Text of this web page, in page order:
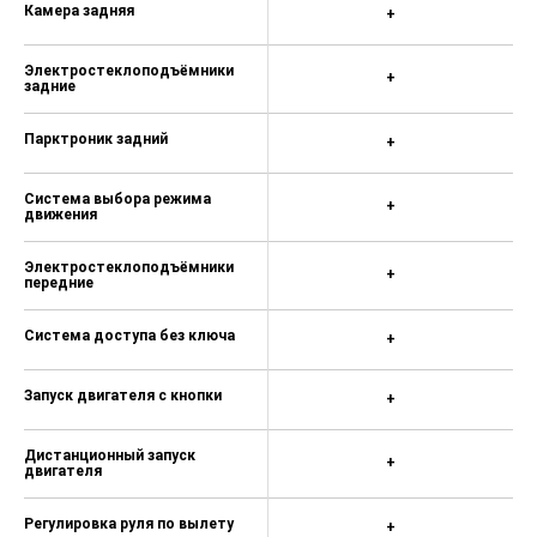
Камера задняя
Электростеклоподъёмники
задние
Парктроник задний
Система выбора режима
движения
Электростеклоподъёмники
передние
Система доступа без ключа
Запуск двигателя с кнопки
Дистанционный запуск
двигателя
Регулировка руля по вылету
+
+
+
+
+
+
+
+
+